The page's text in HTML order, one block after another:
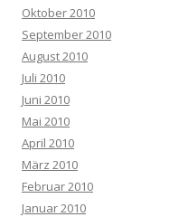
Oktober 2010
September 2010
August 2010
Juli 2010
Juni 2010
Mai 2010
April 2010
März 2010
Februar 2010
Januar 2010